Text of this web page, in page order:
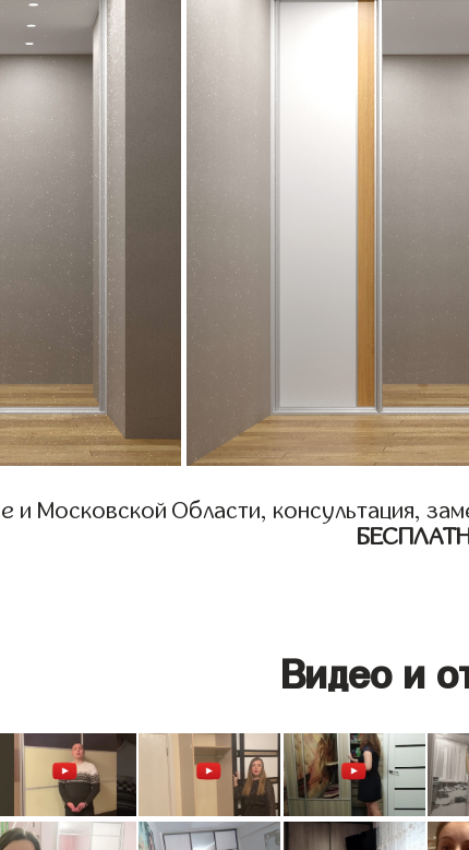
и Московской Области, консультация,
Видео и